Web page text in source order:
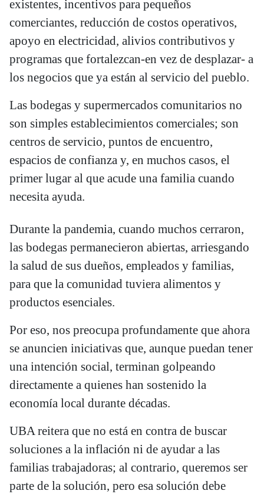
existentes, incentivos para pequeños
comerciantes, reducción de costos operativos,
apoyo en electricidad, alivios contributivos y
programas que fortalezcan-en vez de desplazar- a
los negocios que ya están al servicio del pueblo.
Las bodegas y supermercados comunitarios no
son simples establecimientos comerciales; son
centros de servicio, puntos de encuentro,
espacios de confianza y, en muchos casos, el
primer lugar al que acude una familia cuando
necesita ayuda.
Durante la pandemia, cuando muchos cerraron,
las bodegas permanecieron abiertas, arriesgando
la salud de sus dueños, empleados y familias,
para que la comunidad tuviera alimentos y
productos esenciales.
Por eso, nos preocupa profundamente que ahora
se anuncien iniciativas que, aunque puedan tener
una intención social, terminan golpeando
directamente a quienes han sostenido la
economía local durante décadas.
UBA reitera que no está en contra de buscar
soluciones a la inflación ni de ayudar a las
familias trabajadoras; al contrario, queremos ser
parte de la solución, pero esa solución debe